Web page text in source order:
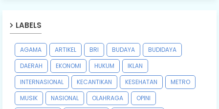
LABELS
AGAMA ARTIKEL BRI BUDAYA
BUDIDAYA
DAERAH
EKONOMI HUKUM
IKLAN
INTERNASIONAL
KECANTIKAN KESEHATAN
METRO
MUSIK
NASIONAL OLAHRAGA
OPINI